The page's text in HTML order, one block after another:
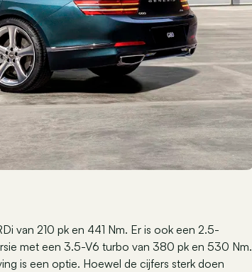
van 210 pk en 441 Nm. Er is ook een 2.5-
met een 3.5-V6 turbo van 380 pk en 530 Nm.
is een optie. Hoewel de cijfers sterk doen